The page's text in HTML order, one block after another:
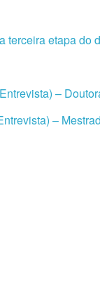
terceira etapa do
–
–